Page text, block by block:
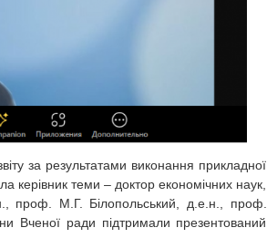
за результатами виконання прикладної
керівник теми – доктор економічних наук,
проф. М.Г. Білопольський, д.е.н., проф.
Вченої ради підтримали презентований